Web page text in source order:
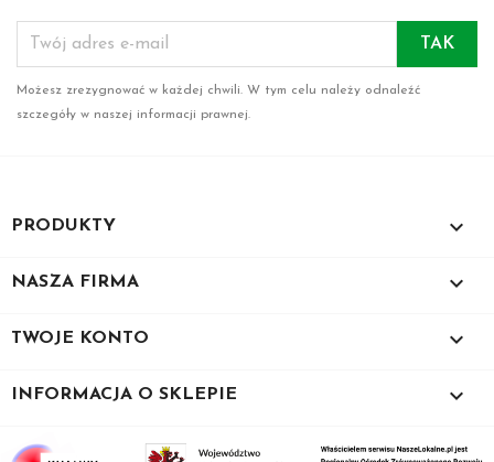
Możesz zrezygnować w każdej chwili. W tym celu należy odnaleźć
szczegóły w naszej informacji prawnej.
PRODUKTY 
NASZA FIRMA 
TWOJE KONTO 
INFORMACJA O SKLEPIE keyboard_arrow_down